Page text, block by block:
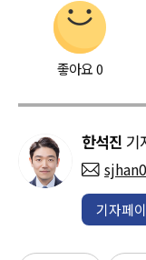
좋아요0
한석진 기
기자페